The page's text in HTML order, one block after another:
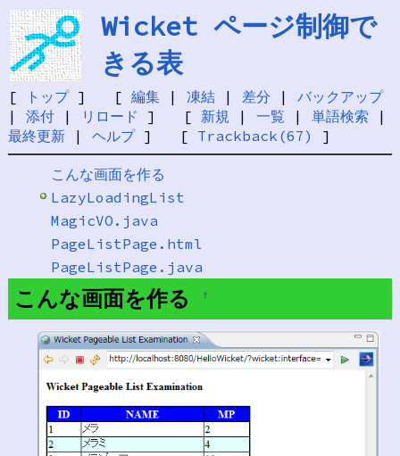
Wicket ページ制御で
きる表
[ トップ] [ 編集| 凍結| 差分 | バックアップ
| 添付| リロード ] [ 新規 | 一覧 | 単語検索 |
最終更新| ヘルプ] [ Trackback(67) ]
こんな画面を作る
LazyLoadingList
MagicVO.java
PageListPage.html
PageListPage.java
こんな画面を作る †